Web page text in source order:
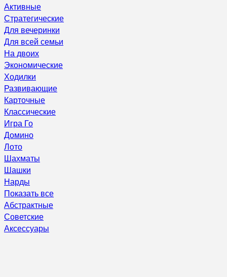
Активные
Стратегические
Для вечеринки
Для всей семьи
На двоих
Экономические
Ходилки
Развивающие
Карточные
Классические
Игра Го
Домино
Лото
Шахматы
Шашки
Нарды
Показать все
Абстрактные
Советские
Аксессуары